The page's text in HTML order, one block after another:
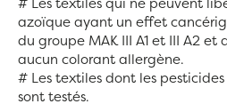
azoïque ayant un effet
du groupe MAK III A1 et III A2
aucun colorant allergène.
# Les textiles dont les
sont testés.